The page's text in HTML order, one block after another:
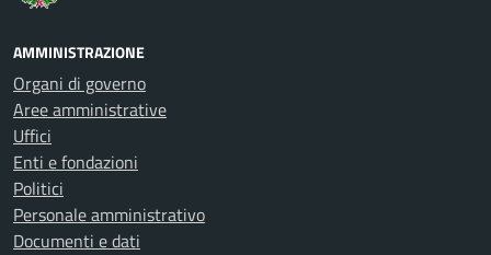
AMMINISTRAZIONE
Organi di governo
Aree amministrative
Uffici
Enti e fondazioni
Politici
Personale amministrativo
Documenti e dati